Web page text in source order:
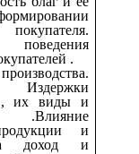
.
, их виды и
и
доход и